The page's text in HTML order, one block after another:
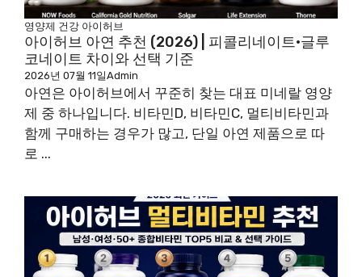
영양제 건강 아이허브
아이허브 아연 추천 (2026) | 피콜리네이트·글루
코네이트 차이와 선택 기준
2026년 07월 11일Admin
아연은 아이허브에서 꾸준히 찾는 대표 미네랄 영양
제 중 하나입니다. 비타민D, 비타민C, 멀티비타민과
함께 구매하는 경우가 많고, 단일 아연 제품으로 따
로 ...